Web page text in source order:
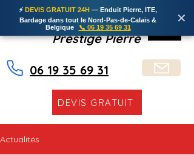
Prestige Pierre
06 19 35 69 31
DEVIS GRATUIT
Actualités
⚡ DEVIS GRATUIT 24H — Enduit Pierre, ITE,
Bardage dans tout le Nord-Pas-de-Calais &
Belgique
📞 06 19 35 69 31
✕